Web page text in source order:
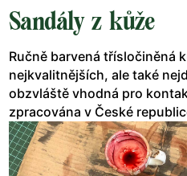
Sandály z kůže
Ručně barvená třísločiněná
nejkvalitnějších, ale také
obzvláště vhodná pro
zpracována v České